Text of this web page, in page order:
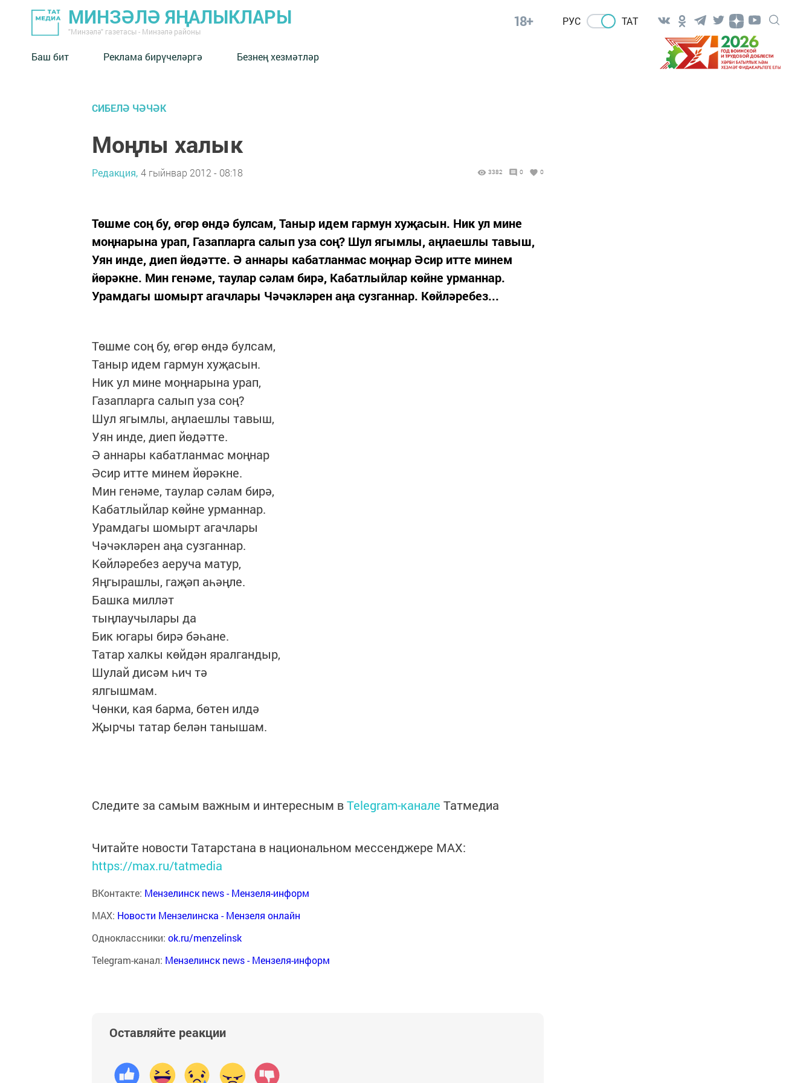
МИНЗӘЛӘ ЯҢАЛЫКЛАРЫ
"Минзәлә" газетасы - Минзәлә районы
18+ РУС ТАТ
Баш бит Реклама бирүчеләргә Безнең хезмәтләр
СИБЕЛӘ ЧӘЧӘК
Моңлы халык
Редакция, 4 гыйнвар 2012 - 08:18 3382 0 0
Төшме соң бу, өгөр өндә булсам, Таныр идем гармун хуҗасын. Ник ул мине
моңнарына урап, Газапларга салып уза соң? Шул ягымлы, аңлаешлы тавыш,
Уян инде, диеп йөдәтте. Ә аннары кабатланмас моңнар Әсир итте минем
йөрәкне. Мин генәме, таулар сәлам бирә, Кабатлыйлар көйне урманнар.
Урамдагы шомырт агачлары Чәчәкләрен аңа сузганнар. Көйләребез...
Төшме соң бу, өгөр өндә булсам,
Таныр идем гармун хуҗасын.
Ник ул мине моңнарына урап,
Газапларга салып уза соң?
Шул ягымлы, аңлаешлы тавыш,
Уян инде, диеп йөдәтте.
Ә аннары кабатланмас моңнар
Әсир итте минем йөрәкне.
Мин генәме, таулар сәлам бирә,
Кабатлыйлар көйне урманнар.
Урамдагы шомырт агачлары
Чәчәкләрен аңа сузганнар.
Көйләребез аеруча матур,
Яңгырашлы, гаҗәп аһәңле.
Башка милләт
тыңлаучылары да
Бик югары бирә бәһане.
Татар халкы көйдән яралгандыр,
Шулай дисәм һич тә
ялгышмам.
Чөнки, кая барма, бөтен илдә
Җырчы татар белән танышам.
Следите за самым важным и интересным вTelegram-канале Татмедиа
Читайте новости Татарстана в национальном мессенджере MАХ:
https://max.ru/tatmedia
ВКонтакте: Мензелинск news - Мензеля-информ
MAX: Новости Мензелинска - Мензеля онлайн
Одноклассники: ok.ru/menzelinsk
Telegram-канал: Мензелинск news - Мензеля-информ
Оставляйте реакции